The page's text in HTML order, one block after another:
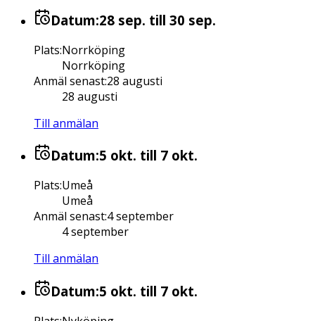
Datum:28 sep. till 30 sep.
Plats:Norrköping
Norrköping
Anmäl senast:28 augusti
28 augusti
Till anmälan
Datum:5 okt. till 7 okt.
Plats:Umeå
Umeå
Anmäl senast:4 september
4 september
Till anmälan
Datum:5 okt. till 7 okt.